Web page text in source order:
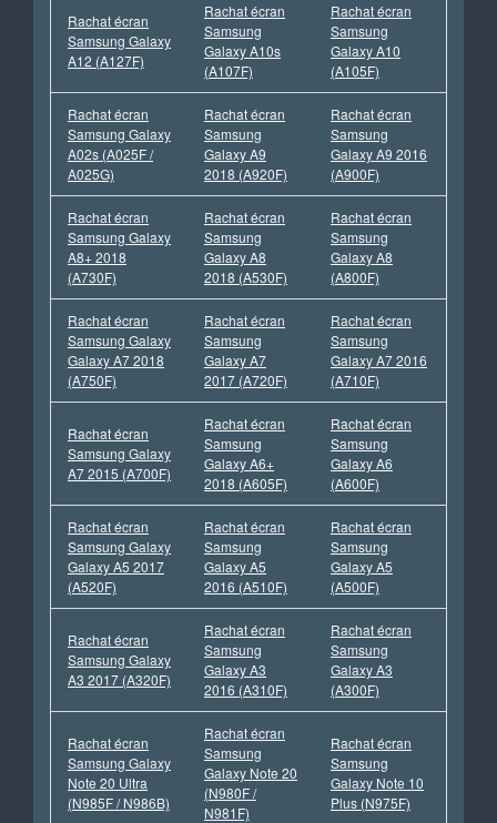
Rachat écran
Samsung Galaxy
A12 (A127F)
Rachat écran
Samsung
Galaxy A10s
(A107F)
Rachat écran
Samsung
Galaxy A10
(A105F)
Rachat écran
Samsung Galaxy
A02s (A025F /
A025G)
Rachat écran
Samsung
Galaxy A9
2018 (A920F)
Rachat écran
Samsung
Galaxy A9 2016
(A900F)
Rachat écran
Samsung Galaxy
A8+ 2018
(A730F)
Rachat écran
Samsung
Galaxy A8
2018 (A530F)
Rachat écran
Samsung
Galaxy A8
(A800F)
Rachat écran
Samsung Galaxy
Galaxy A7 2018
(A750F)
Rachat écran
Samsung
Galaxy A7
2017 (A720F)
Rachat écran
Samsung
Galaxy A7 2016
(A710F)
Rachat écran
Samsung Galaxy
A7 2015 (A700F)
Rachat écran
Samsung
Galaxy A6+
2018 (A605F)
Rachat écran
Samsung
Galaxy A6
(A600F)
Rachat écran
Samsung Galaxy
Galaxy A5 2017
(A520F)
Rachat écran
Samsung
Galaxy A5
2016 (A510F)
Rachat écran
Samsung
Galaxy A5
(A500F)
Rachat écran
Samsung Galaxy
A3 2017 (A320F)
Rachat écran
Samsung
Galaxy A3
2016 (A310F)
Rachat écran
Samsung
Galaxy A3
(A300F)
Rachat écran
Samsung Galaxy
Note 20 Ultra
(N985F / N986B)
Rachat écran
Samsung
Galaxy Note 20
(N980F /
N981F)
Rachat écran
Samsung
Galaxy Note 10
Plus (N975F)